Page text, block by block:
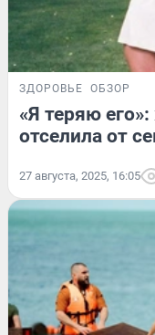
ЗДОРОВЬЕ ОБЗОР
«Я теряю
отселила от
27 августа, 2025, 16:05